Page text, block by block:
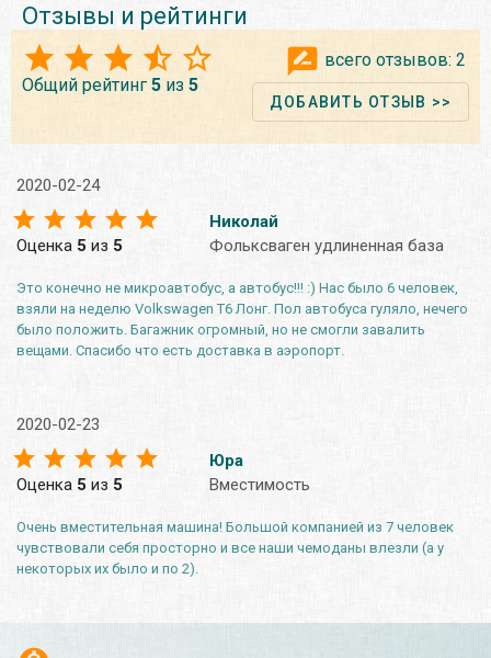
Отзывы и рейтинги
Общий рейтинг 5 из 5
всего отзывов: 2
ДОБАВИТЬ ОТЗЫВ >>
2020-02-24
Оценка 5 из 5
Николай
Фольксваген удлиненная база
Это конечно не микроавтобус, а автобус!!! :) Нас было 6 человек,
взяли на неделю Volkswagen T6 Лонг. Пол автобуса гуляло, нечего
было положить. Багажник огромный, но не смогли завалить
вещами. Спасибо что есть доставка в аэропорт.
2020-02-23
Оценка 5 из 5
Юра
Вместимость
Очень вместительная машина! Большой компанией из 7 человек
чувствовали себя просторно и все наши чемоданы влезли (а у
некоторых их было и по 2).